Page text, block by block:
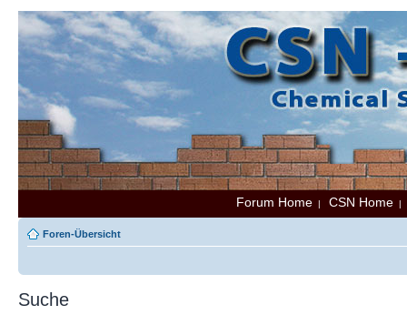
Forum Home | CSN Home
Foren-Übersicht
Suche